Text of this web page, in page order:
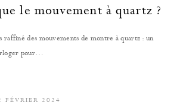
le mouvement à quartz ?
raffiné des mouvements de montre à quartz : un
pour…
FÉVRIER 2024